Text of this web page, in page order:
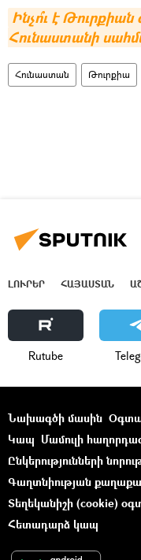
Ինչո՞ւ է
Հունաստանի
Հունաստան Թուրքիա
ԼՈՒՐԵՐ ՀԱՅԱՍՏԱՆ
Rutube
Նախագծի մասին
Կապ Մամուլի
Ընկերությունների
Գաղտնիության
Տեղեկանիշի (cookie)
Հետադարձ կապ